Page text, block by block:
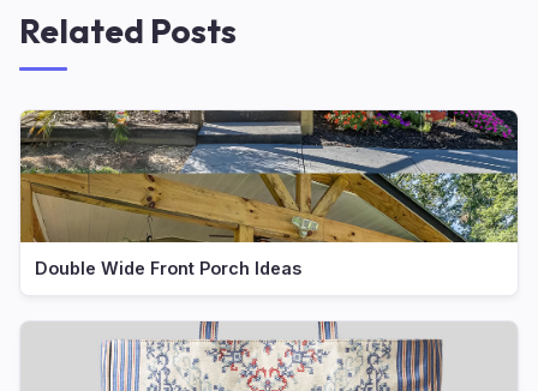
Related Posts
Double Wide Front Porch Ideas